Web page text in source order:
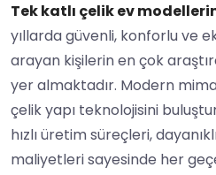
Tek katlı çelik ev
yıllarda güvenli, konforlu ve
arayan kişilerin en çok
yer almaktadır. Modern
çelik yapı teknolojisini
hızlı üretim süreçleri,
maliyetleri sayesinde her